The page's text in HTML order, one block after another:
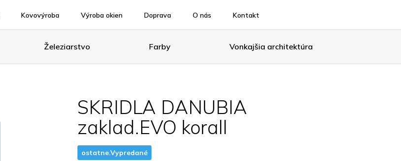
Kovovýroba Výroba okien Doprava O nás Kontakt
Železiarstvo Farby Vonkajšia architektúra
SKRIDLA DANUBIA
zaklad.EVO korall
ostatne.Vypredané